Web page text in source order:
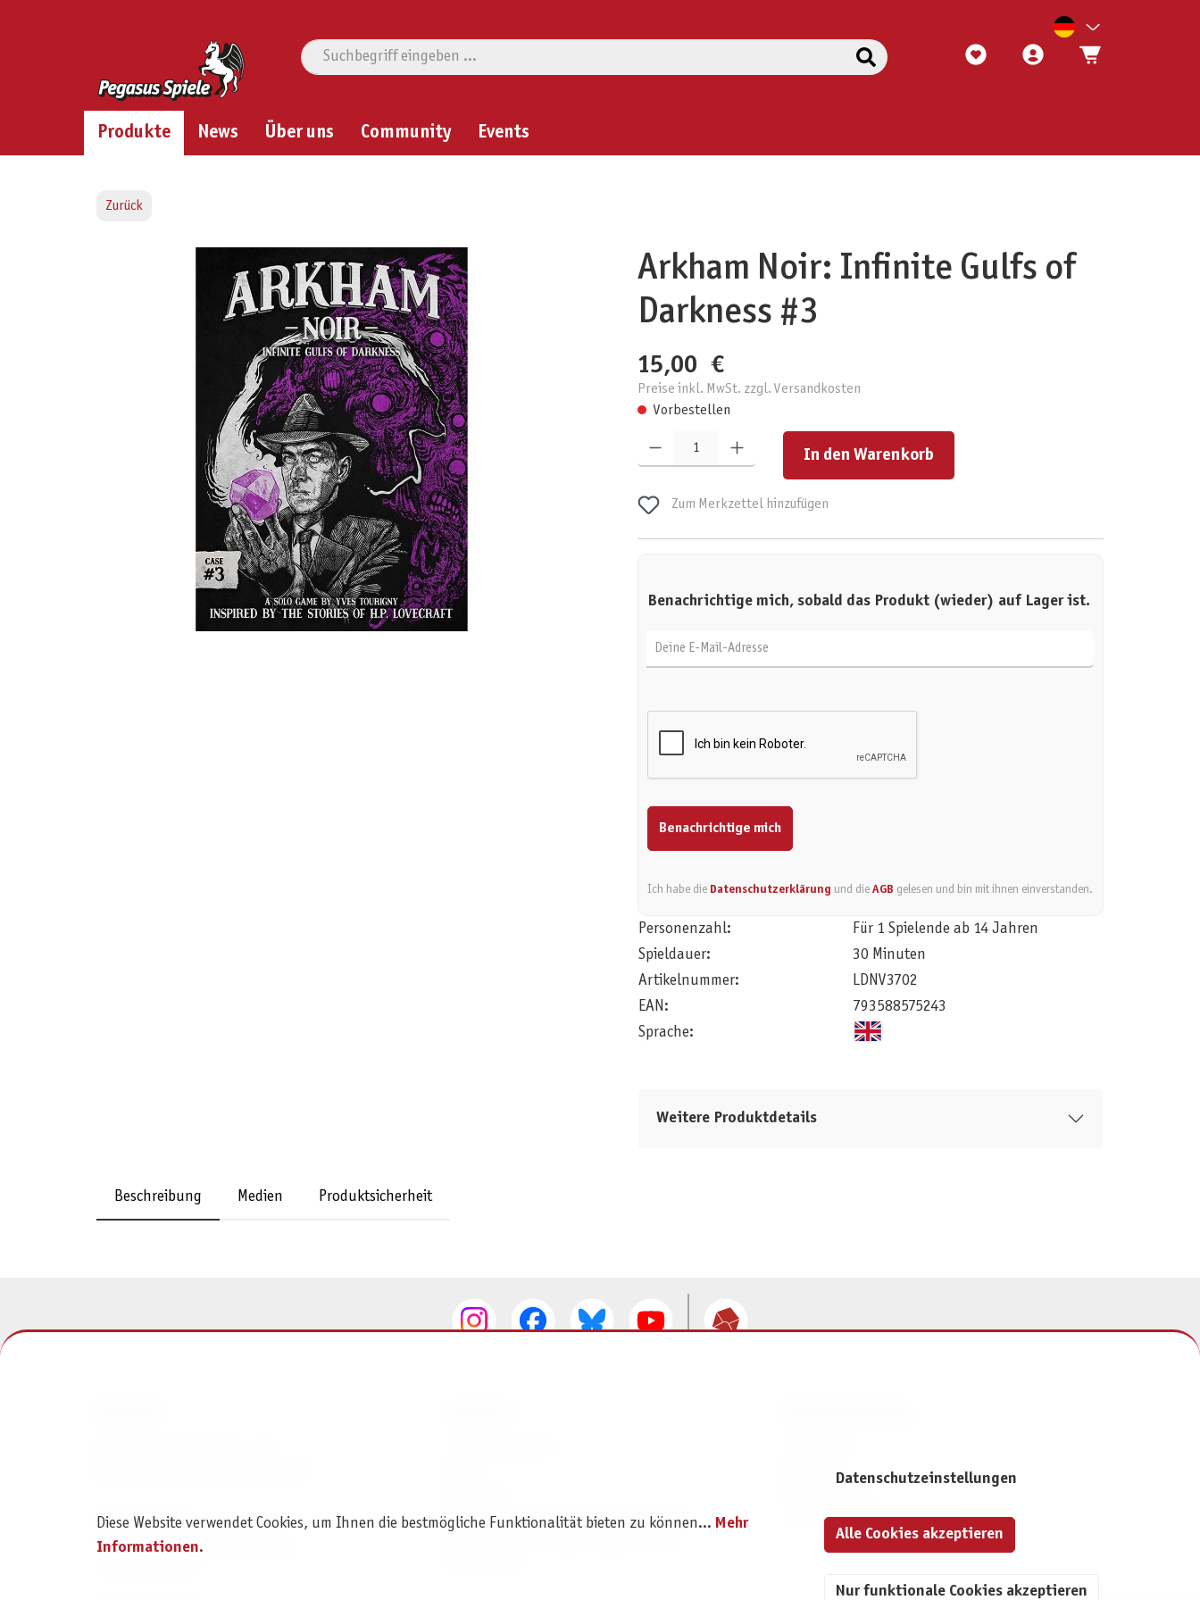
Produkte News Über uns Community Events
Zurück
Arkham Noir: Infinite Gulfs of
Darkness #3
15,00 €
Preise inkl. MwSt. zzgl. Versandkosten
Vorbestellen
Produkt Anzahl: Gib den gewünschten Wert ein oder benutze die Schaltflächen um die Anzahl zu erhöhen oder zu reduzieren.
In den Warenkorb
Zum Merkzettel hinzufügen
Benachrichtige mich, sobald das Produkt (wieder) auf Lager ist.
Benachrichtige mich
Ich habe die Datenschutzerklärung und dieAGB gelesen und bin mit ihnen einverstanden.
Personenzahl:
Für 1 Spielende ab 14 Jahren
Spieldauer:
30 Minuten
Artikelnummer:
LDNV3702
EAN:
793588575243
Sprache:
Weitere Produktdetails
Beschreibung Medien Produktsicherheit
Am Straßbach 3
61169 Friedberg (Deutschland)
Versand- und Zahlungsbedingungen
Kontakt
Privatsphäre-Einstellungen
Diese Website verwendet Cookies, um Ihnen die bestmögliche Funktionalität bieten zu können... Mehr
Informationen.
Datenschutzeinstellungen
Nur funktionale Cookies akzeptieren
Alle Cookies akzeptieren